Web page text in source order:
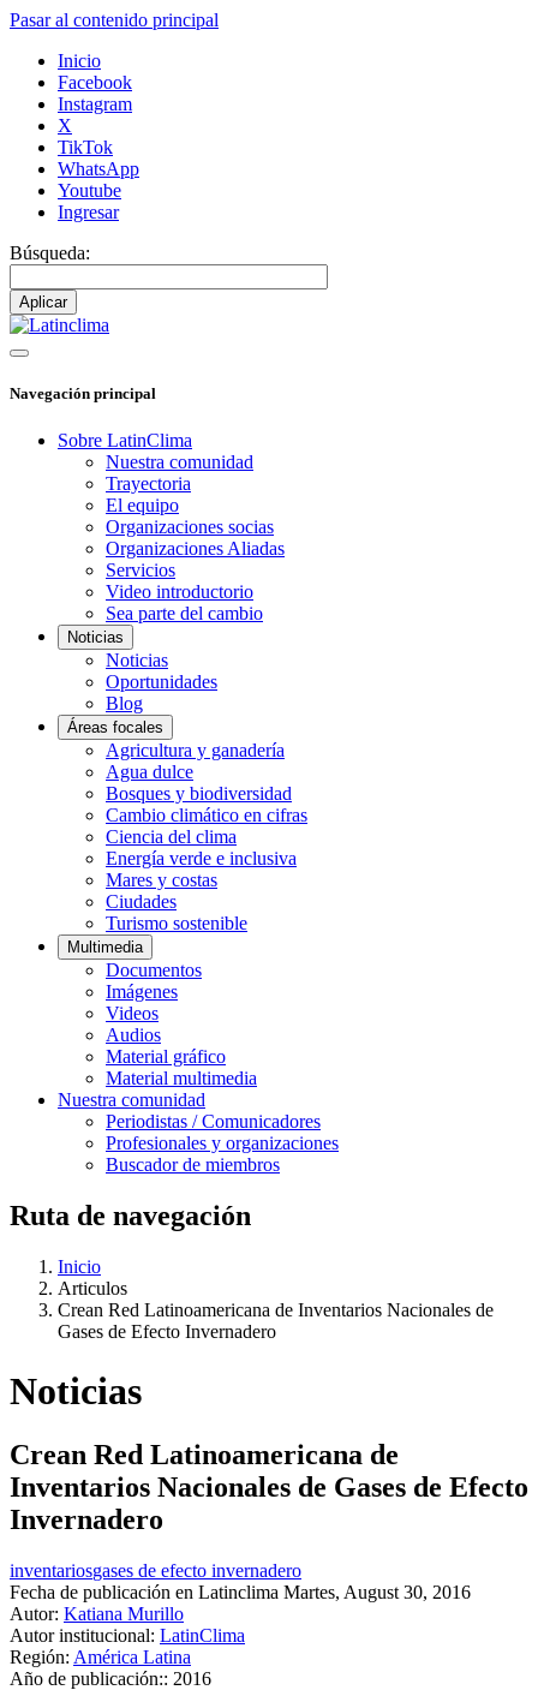
Pasar al contenido principal
Inicio
Facebook
Instagram
X
TikTok
WhatsApp
Youtube
Ingresar
Búsqueda:
Navegación principal
Sobre LatinClima
Nuestra comunidad
Trayectoria
El equipo
Organizaciones socias
Organizaciones Aliadas
Servicios
Video introductorio
Sea parte del cambio
Noticias
Noticias
Oportunidades
Blog
Áreas focales
Agricultura y ganadería
Agua dulce
Bosques y biodiversidad
Cambio climático en cifras
Ciencia del clima
Energía verde e inclusiva
Mares y costas
Ciudades
Turismo sostenible
Multimedia
Documentos
Imágenes
Videos
Audios
Material gráfico
Material multimedia
Nuestra comunidad
Periodistas / Comunicadores
Profesionales y organizaciones
Buscador de miembros
Ruta de navegación
Inicio
Articulos
Crean Red Latinoamericana de Inventarios Nacionales de
Gases de Efecto Invernadero
Noticias
Crean Red Latinoamericana de
Inventarios Nacionales de Gases de Efecto
Invernadero
inventariosgases de efecto invernadero
Fecha de publicación en Latinclima Martes, August 30, 2016
Autor: Katiana Murillo
Autor institucional: LatinClima
Región: América Latina
Año de publicación:: 2016